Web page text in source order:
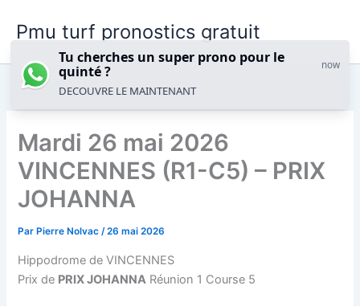
Pmu turf pronostics gratuit
Mardi 26 mai 2026
VINCENNES (R1-C5) – PRIX
JOHANNA
Par Pierre Nolvac/26 mai 2026
Hippodrome de VINCENNES
Prix de PRIX JOHANNA Réunion 1 Course 5
Tu cherches un super prono pour le
quinté ?
now
DECOUVRE LE MAINTENANT